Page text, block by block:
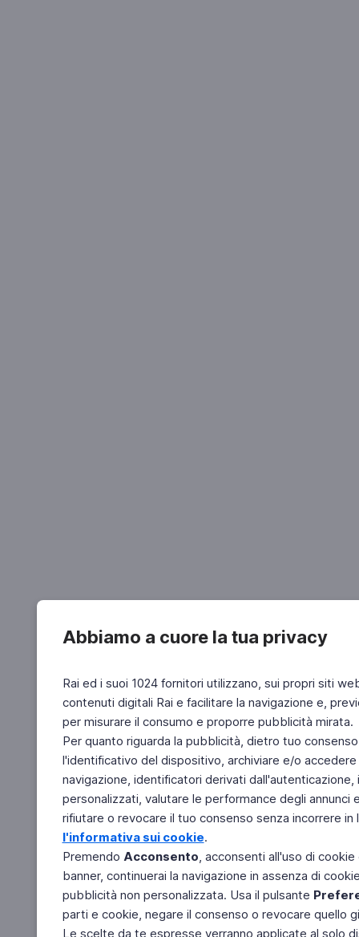
Abbiamo a cuore la tua privacy
Rai ed i suoi 1024 fornitori utilizzano, sui propri siti
contenuti digitali Rai e facilitare la navigazione e,
per misurare il consumo e proporre pubblicità mirata.
Per quanto riguarda la pubblicità, dietro tuo
l'identificativo del dispositivo, archiviare e/o
navigazione, identificatori derivati
personalizzati, valutare le performance degli
rifiutare o revocare il tuo consenso senza incorrere
l'informativa sui cookie.
Premendo Acconsento, acconsenti all'uso di
banner, continuerai la navigazione in assenza di
pubblicità non personalizzata. Usa il pulsante
parti e cookie, negare il consenso o revocare quello
Le scelte da te espresse verranno applicate al solo